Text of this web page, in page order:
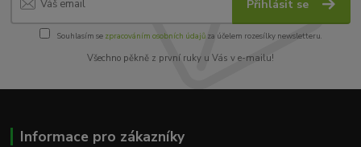
Přihlásit se
Souhlasím se zpracováním osobních údajůza účelem rozesílky newsletteru.
Všechno pěkně z první ruky u Vás v e-mailu!
Informace pro zákazníky